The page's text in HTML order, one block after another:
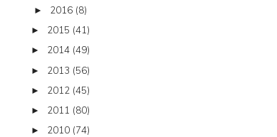
► 2016 (8)
► 2015 (41)
► 2014 (49)
► 2013 (56)
► 2012 (45)
► 2011 (80)
► 2010 (74)